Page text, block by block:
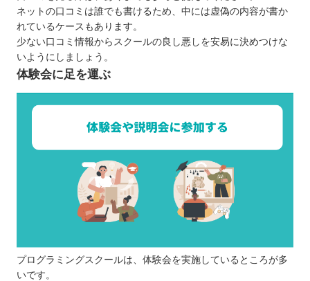
ネットの口コミは誰でも書けるため、中には虚偽の内容が書か
れているケースもあります。
少ない口コミ情報からスクールの良し悪しを安易に決めつけな
いようにしましょう。
体験会に足を運ぶ
プログラミングスクールは、体験会を実施しているところが多
いです。